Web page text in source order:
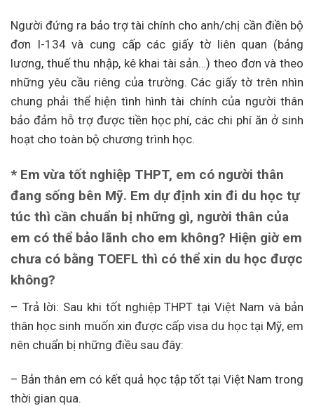
Người đứng ra bảo trợ tài chính cho anh/chị cần điền bộ
đơn I-134 và cung cấp các giấy tờ liên quan (bảng
lương, thuế thu nhập, kê khai tài sản…) theo đơn và theo
những yêu cầu riêng của trường. Các giấy tờ trên nhìn
chung phải thể hiện tình hình tài chính của người thân
bảo đảm hỗ trợ được tiền học phí, các chi phí ăn ở sinh
hoạt cho toàn bộ chương trình học.
* Em vừa tốt nghiệp THPT, em có người thân
đang sống bên Mỹ. Em dự định xin đi du học tự
túc thì cần chuẩn bị những gì, người thân của
em có thể bảo lãnh cho em không? Hiện giờ em
chưa có bằng TOEFL thì có thể xin du học được
không?
– Trả lời: Sau khi tốt nghiệp THPT tại Việt Nam và bản
thân học sinh muốn xin được cấp visa du học tại Mỹ, em
nên chuẩn bị những điều sau đây:
– Bản thân em có kết quả học tập tốt tại Việt Nam trong
thời gian qua.